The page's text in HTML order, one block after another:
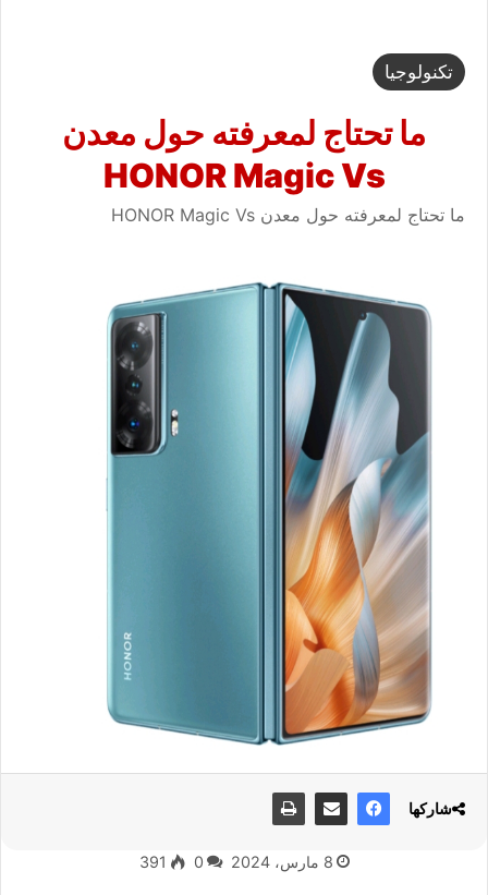
تكنولوجيا
ما تحتاج لمعرفته حول معدن
HONOR Magic Vs
ما تحتاج لمعرفته حول معدن HONOR Magic Vs
8 مارس، 2024 0
391
شاركها